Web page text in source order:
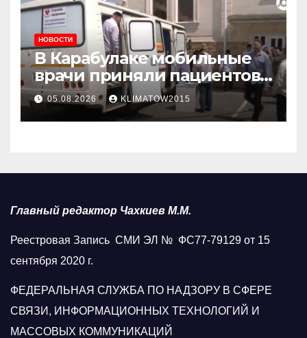
НОВОСТИ
В Карабулаке мобильные
врачи приняли пациентов
у стен мечети
05.08.2026 KLIMATOW2015
Главный редактор Чахкиев М.М.
Реестровая Запись СМИ ЭЛ № ФС77-79129 от 15
сентября 2020 г.
ФЕДЕРАЛЬНАЯ СЛУЖБА ПО НАДЗОРУ В СФЕРЕ
СВЯЗИ, ИНФОРМАЦИОННЫХ ТЕХНОЛОГИЙ И
МАССОВЫХ КОММУНИКАЦИЙ